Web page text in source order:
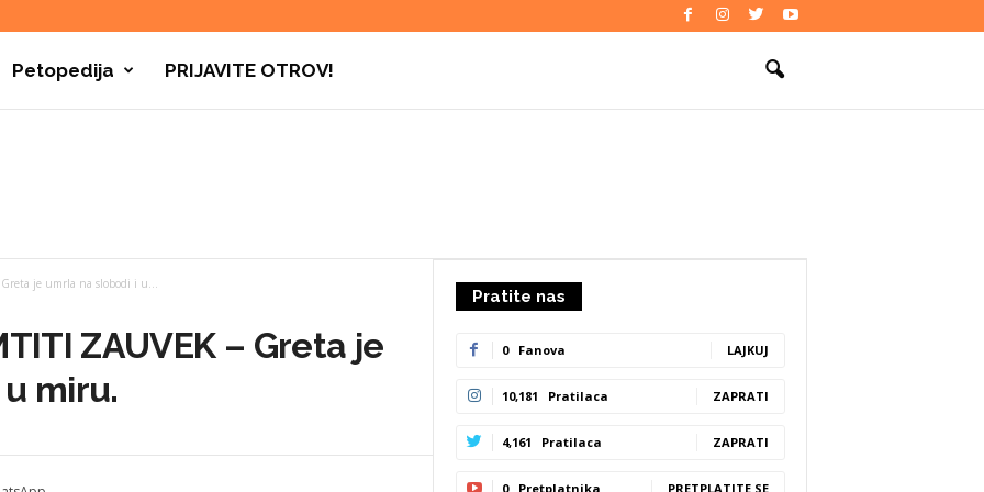
Petopedija PRIJAVITE OTROV!
Greta je umrla na slobodi i u...
ZAUVEK – Greta je
miru.
Pratite nas
0 Fanova LAJKUJ
10,181 Pratilaca ZAPRATI
4,161 Pratilaca ZAPRATI
0 Pretplatnika PRETPLATITE SE